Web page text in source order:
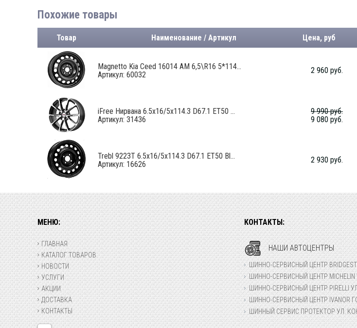
Похожие товары
Товар Наименование / Артикул Цена, руб
Magnetto Kia Ceed 16014 AM 6,5\R16 5*114...
Артикул: 60032
2 960 руб.
iFree Нирвана 6.5x16/5x114.3 D67.1 ET50 ...
Артикул: 31436
9 990 руб.
9 080 руб.
Trebl 9223T 6.5x16/5x114.3 D67.1 ET50 Bl...
Артикул: 16626
2 930 руб.
МЕНЮ:
ГЛАВНАЯ
КАТАЛОГ ТОВАРОВ
НОВОСТИ
УСЛУГИ
АКЦИИ
ДОСТАВКА
КОНТАКТЫ
КОНТАКТЫ:
НАШИ АВТОЦЕНТРЫ
ШИННО-СЕРВИСНЫЙ ЦЕНТР
ШИННО-СЕРВИСНЫЙ ЦЕНТР
ШИННО-СЕРВИСНЫЙ ЦЕНТР PIRELLI
ШИННО-СЕРВИСНЫЙ ЦЕНТР IVANOR
ШИННЫЙ СЕРВИС ПРОТЕКТОР УЛ.